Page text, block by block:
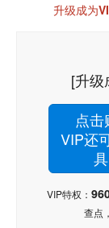
升级成为
[升级
点
VIP还
VIP特权：
查点，